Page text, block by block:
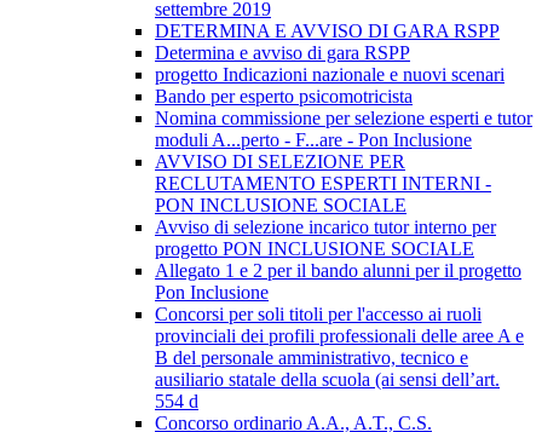
settembre 2019
DETERMINA E AVVISO DI GARA RSPP
Determina e avviso di gara RSPP
progetto Indicazioni nazionale e nuovi scenari
Bando per esperto psicomotricista
Nomina commissione per selezione esperti e tutor
moduli A...perto - F...are - Pon Inclusione
AVVISO DI SELEZIONE PER
RECLUTAMENTO ESPERTI INTERNI -
PON INCLUSIONE SOCIALE
Avviso di selezione incarico tutor interno per
progetto PON INCLUSIONE SOCIALE
Allegato 1 e 2 per il bando alunni per il progetto
Pon Inclusione
Concorsi per soli titoli per l'accesso ai ruoli
provinciali dei profili professionali delle aree A e
B del personale amministrativo, tecnico e
ausiliario statale della scuola (ai sensi dell’art.
554 d
Concorso ordinario A.A., A.T., C.S.